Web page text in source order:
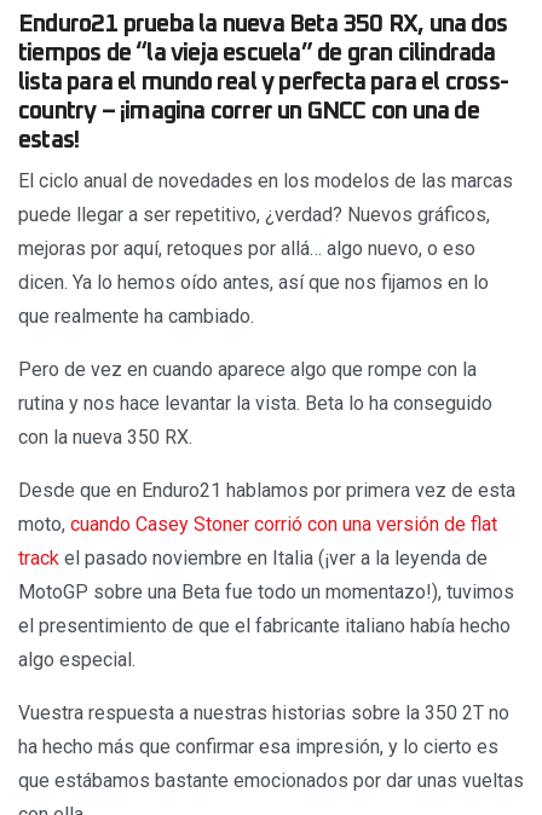
Enduro21 prueba la nueva Beta 350 RX, una dos
tiempos de “la vieja escuela” de gran cilindrada
lista para el mundo real y perfecta para el cross-
country – ¡imagina correr un GNCC con una de
estas!
El ciclo anual de novedades en los modelos de las marcas
puede llegar a ser repetitivo, ¿verdad? Nuevos gráficos,
mejoras por aquí, retoques por allá… algo nuevo, o eso
dicen. Ya lo hemos oído antes, así que nos fijamos en lo
que realmente ha cambiado.
Pero de vez en cuando aparece algo que rompe con la
rutina y nos hace levantar la vista. Beta lo ha conseguido
con la nueva 350 RX.
Desde que en Enduro21 hablamos por primera vez de esta
moto, cuando Casey Stoner corrió con una versión de flat
track el pasado noviembre en Italia (¡ver a la leyenda de
MotoGP sobre una Beta fue todo un momentazo!), tuvimos
el presentimiento de que el fabricante italiano había hecho
algo especial.
Vuestra respuesta a nuestras historias sobre la 350 2T no
ha hecho más que confirmar esa impresión, y lo cierto es
que estábamos bastante emocionados por dar unas vueltas